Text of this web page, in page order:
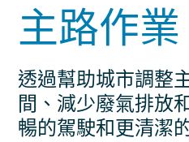
主路作業
透過幫助城市調整
間、減少廢氣排放
暢的駕駛和更清潔